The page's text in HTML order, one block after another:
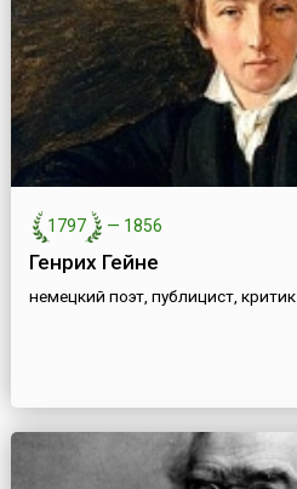
1797 — 1856
Генрих Гейне
немецкий поэт, публицист, критик